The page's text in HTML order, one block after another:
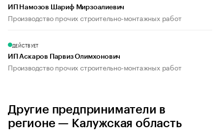
ИП Намозов Шариф Мирзоалиевич
Производство прочих строительно-монтажных работ
ДЕЙСТВУЕТ
ИП Аскаров Парвиз Олимхонович
Производство прочих строительно-монтажных работ
Другие предприниматели в
регионе — Калужская область